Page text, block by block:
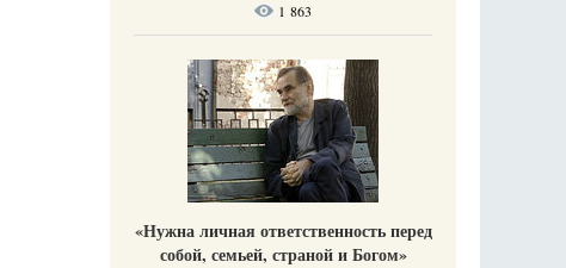
1 863
«Нужна личная ответственность перед
собой, семьей, страной и Богом»